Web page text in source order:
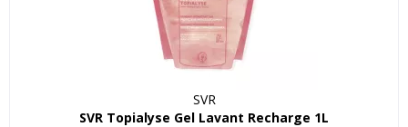
SVR
SVR Topialyse Gel Lavant Recharge 1L